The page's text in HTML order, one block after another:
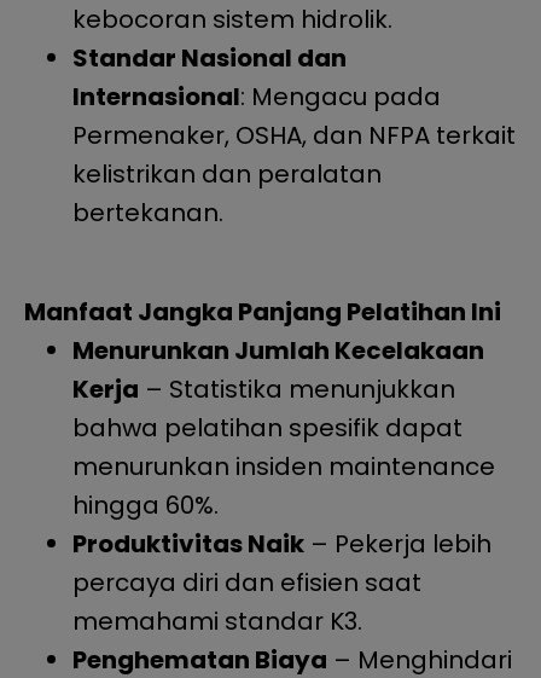
kebocoran sistem hidrolik.
Standar Nasional dan
Internasional: Mengacu pada
Permenaker, OSHA, dan NFPA terkait
kelistrikan dan peralatan
bertekanan.
Manfaat Jangka Panjang Pelatihan Ini
Menurunkan Jumlah Kecelakaan
Kerja – Statistika menunjukkan
bahwa pelatihan spesifik dapat
menurunkan insiden maintenance
hingga 60%.
Produktivitas Naik – Pekerja lebih
percaya diri dan efisien saat
memahami standar K3.
Penghematan Biaya – Menghindari